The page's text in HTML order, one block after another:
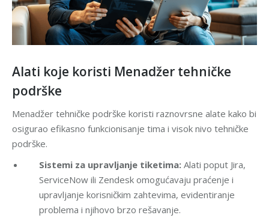
Alati koje koristi Menadžer tehničke
podrške
Menadžer tehničke podrške koristi raznovrsne alate kako bi
osigurao efikasno funkcionisanje tima i visok nivo tehničke
podrške.
Sistemi za upravljanje tiketima: Alati poput Jira,
ServiceNow ili Zendesk omogućavaju praćenje i
upravljanje korisničkim zahtevima, evidentiranje
problema i njihovo brzo rešavanje.